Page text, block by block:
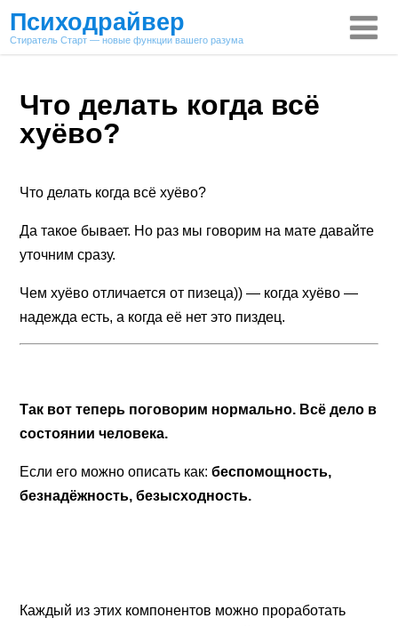
Психодрайвер
Стиратель Старт — новые функции вашего разума
Что делать когда всё
хуёво?
Что делать когда всё хуёво?
Да такое бывает. Но раз мы говорим на мате давайте
уточним сразу.
Чем хуёво отличается от пизеца)) — когда хуёво —
надежда есть, а когда её нет это пиздец.
Так вот теперь поговорим нормально. Всё дело в
состоянии человека.
Если его можно описать как: беспомощность,
безнадёжность, безысходность.
Каждый из этих компонентов можно проработать